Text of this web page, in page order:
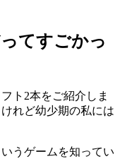
てすごかっ
ト2本をご紹介しま
れど幼少期の私には
うゲームを知ってい